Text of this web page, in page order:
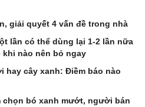
giải quyết 4 vấn đề trong nhà
lần có thể dùng lại 1-2 lần nữa
nào nên bỏ ngay
hay cây xanh: Điềm báo nào
chọn bó xanh mướt, người bán